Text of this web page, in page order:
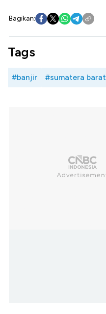
Bagikan:
Tags
#banjir #sumatera barat